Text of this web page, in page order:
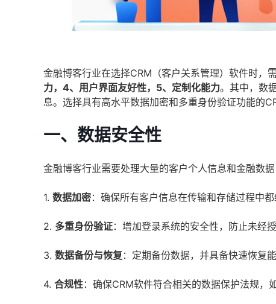
金融博客行业在选择CRM（客户关系管理）软件时，
力，4、用户界面友好性，5、定制化能力。其中，数
息。选择具有高水平数据加密和多重身份验证功能的
一、数据安全性
金融博客行业需要处理大量的客户个人信息和金融数
1. 数据加密：确保所有客户信息在传输和存储过程中都
2. 多重身份验证：增加登录系统的安全性，防止未经授
3. 数据备份与恢复 ：定期备份数据，并具备快速恢复
4. 合规性：确保CRM软件符合相关的数据保护法规，如